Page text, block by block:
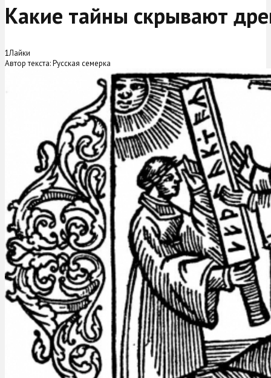
Какие тайны скрывают
1Лайки
Автор текста: Русская семерка